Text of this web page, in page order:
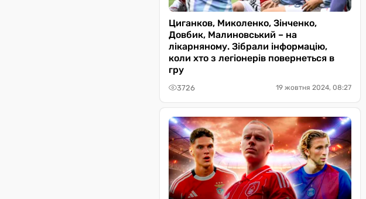
Циганков, Миколенко, Зінченко,
Довбик, Малиновський – на
лікарняному. Зібрали інформацію,
коли хто з легіонерів повернеться в
гру
3726 19 жовтня 2024, 08:27